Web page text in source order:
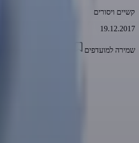
קשיים ויסורים
19.12.2017
שמירה למועדפים